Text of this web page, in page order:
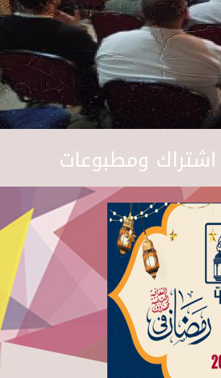
اشتراك ومطبوعات